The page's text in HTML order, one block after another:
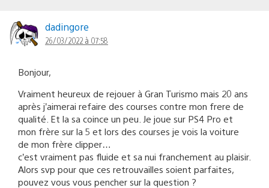
dadingore
26/03/2022 à 07:58
Bonjour,
Vraiment heureux de rejouer à Gran Turismo mais 20 ans
après j’aimerai refaire des courses contre mon frere de
qualité. Et la sa coince un peu. Je joue sur PS4 Pro et
mon frère sur la 5 et lors des courses je vois la voiture
de mon frère clipper…
c’est vraiment pas fluide et sa nui franchement au plaisir.
Alors svp pour que ces retrouvailles soient parfaites,
pouvez vous vous pencher sur la question ?